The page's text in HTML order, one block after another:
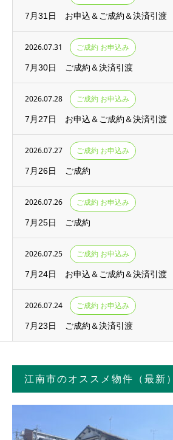
7月31日 お申込＆ご成約＆決済引渡
2026.07.31 ご成約 お申込み
7月30日 ご成約＆決済引渡
2026.07.28 ご成約 お申込み
7月27日 お申込＆ご成約＆決済引渡
2026.07.27 ご成約 お申込み
7月26日 ご成約
2026.07.26 ご成約 お申込み
7月25日 ご成約
2026.07.25 ご成約 お申込み
7月24日 お申込＆ご成約＆決済引渡
2026.07.24 ご成約 お申込み
7月23日 ご成約＆決済引渡
江南市のオススメ物件（最新）